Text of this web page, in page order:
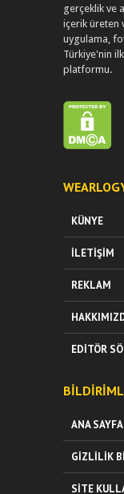
gerçeklik ve
içerik üreten
uygulama,
Türkiye'nin
platformu.
KÜNYE
İLETIŞIM
REKLAM
EDITÖR
ANA SAYFA
GIZLILIK
SITE